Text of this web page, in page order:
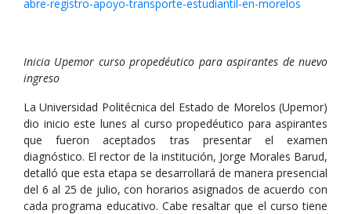
abre-registro-apoyo-transporte-estudiantil-en-morelos
Inicia Upemor curso propedéutico para aspirantes de nuevo
ingreso
La Universidad Politécnica del Estado de Morelos (Upemor)
dio inicio este lunes al curso propedéutico para aspirantes
que fueron aceptados tras presentar el examen
diagnóstico. El rector de la institución, Jorge Morales Barud,
detalló que esta etapa se desarrollará de manera presencial
del 6 al 25 de julio, con horarios asignados de acuerdo con
cada programa educativo. Cabe resaltar que el curso tiene